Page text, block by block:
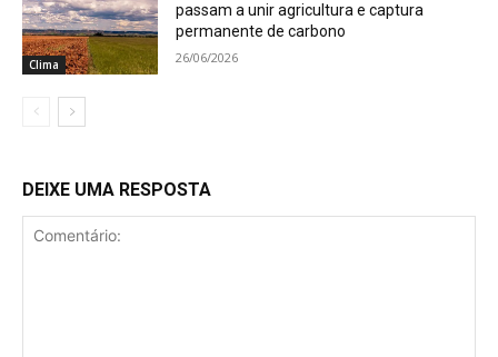
Clima
passam a unir agricultura e captura
permanente de carbono
26/06/2026
DEIXE UMA RESPOSTA